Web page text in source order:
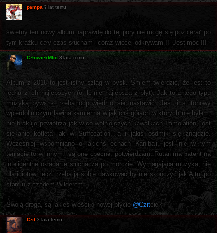
pampa 7 lat temu
świetny ten nowy album naprawdę do tej pory nie mogę się pozbierać po
tym krążku cały czas słucham i coraz więcej odkrywam !!! Jest moc !!!
CzłowiekMłot 3 lata temu
Album z 2018 to jest istny szlag w pysk. Śmiem twierdzić, że jest to
jedna z ich najlepszych (o ile nie najlepsza z płyt). Jak to z tego typu
muzyką bywa - trzeba odpowiednio się nastawić. Jest i stutonowy
wpierdol niczym lawina kamienna w jakichś górach w których nie byłem,
nie brakuje powietrza jak w co wolniejszych kawałkach Immolation, jest
siekanie kotleta jak w Suffocation, a i jakiś osdmik się znajdzie.
Wcześniej wspomniano o jakichś echach Kanibali, jeśli nie w tym
temacie to w innym i są one obecne, potwierdzam. Rutan ma patent na
inteligentne okładanie słuchacza po mordzie. Wymagająca muzyka, nie
dla idiotów, lecz trzeba ją sobie dawkować by nie skończyć jak Ajtuj po
starciu z czadem Wilderem.
Swoją drogą, są jakieś wieści o nowej płycie @Czitcie?
Czit 3 lata temu